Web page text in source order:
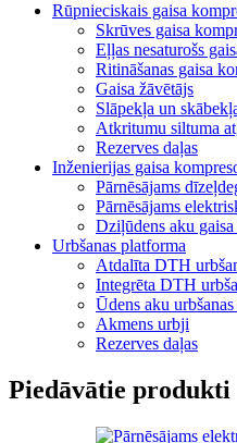
Rūpnieciskais gaisa
Skrūves gaisa
Eļļas nesaturošs
Ritināšanas gaisa
Gaisa žāvētājs
Slāpekļa un
Atkritumu siltuma
Rezerves daļas
Inženierijas gaisa
Pārnēsājams
Pārnēsājams
Dziļūdens aku
Urbšanas platforma
Atdalīta DTH
Integrēta DTH
Ūdens aku
Akmens urbji
Rezerves daļas
Piedāvātie produkti